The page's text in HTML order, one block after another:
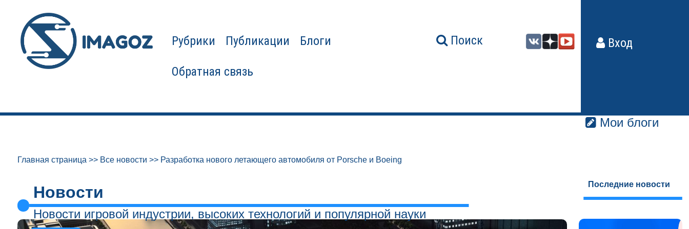
Рубрики Публикации Блоги
Обратная связь
Поиск Вход
Мои блоги
Главная страница >> Все новости >> Разработка нового летающего автомобиля от Porsche и Boeing
Новости
Новости игровой индустрии, высоких технологий и популярной науки
Последние новости